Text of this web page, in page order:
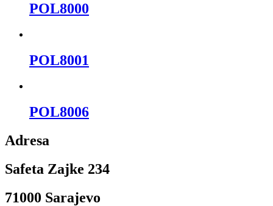
POL8000
POL8001
POL8006
Adresa
Safeta Zajke 234
71000 Sarajevo